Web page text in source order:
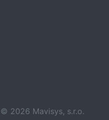
© 2026 Mavisys, s.r.o.